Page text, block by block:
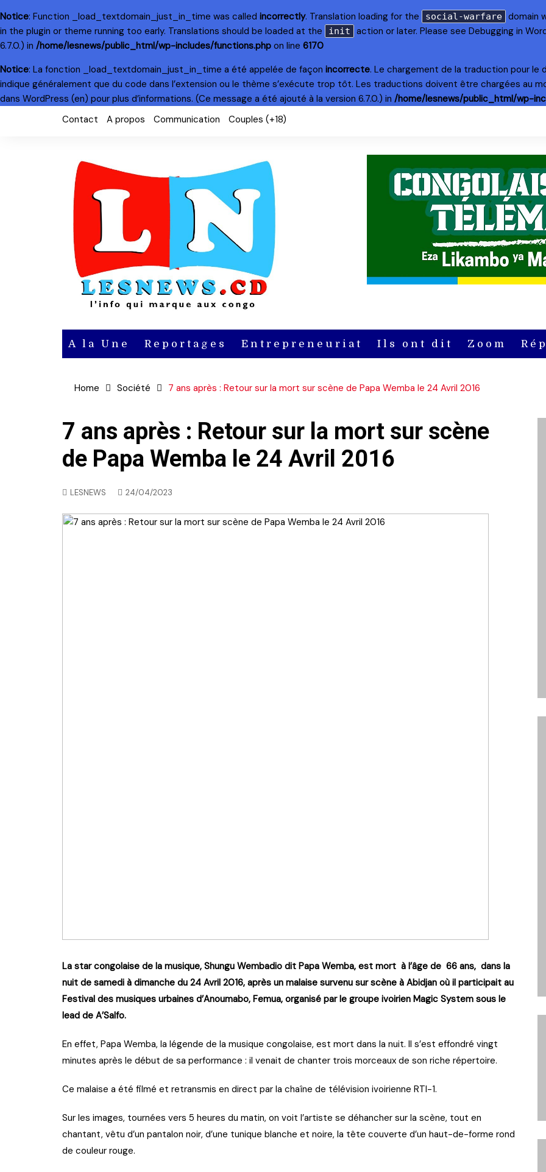
Notice: Function _load_textdomain_just_in_time was called incorrectly. Translation loading for the social-warfare domain
in the plugin or theme running too early. Translations should be loaded at the
init action or later. Please see Debugging in
6.7.0.) in /home/lesnews/public_html/wp-includes/functions.php on line 6170
Notice: La fonction _load_textdomain_just_in_time a été appelée de façon incorrecte. Le chargement de la traduction pour le
indique généralement que du code dans l’extension ou le thème s’exécute trop tôt. Les traductions doivent être chargées au
dans WordPress (en) pour plus d’informations. (Ce message a été ajouté à la version 6.7.0.) in /home/lesnews/public_html/wp-
Contact A propos Communication Couples (+18)
A la Une
vidéo
Actu en
Reportages Entrepreneuriat Ils ont dit Zoom
Home Société 7 ans après : Retour sur la mort sur scène de Papa Wemba le 24 Avril 2016
7 ans après : Retour sur la mort sur scène
de Papa Wemba le 24 Avril 2016
LESNEWS 24/04/2023
La star congolaise de la musique, Shungu Wembadio dit Papa Wemba, est mort à l’âge de 66 ans, dans la
nuit de samedi à dimanche du 24 Avril 2016, après un malaise survenu sur scène à Abidjan où il participait au
Festival des musiques urbaines d’Anoumabo, Femua, organisé par le groupe ivoirien Magic System sous le
lead de A’Salfo.
En effet, Papa Wemba, la légende de la musique congolaise, est mort dans la nuit. Il s’est effondré vingt
minutes après le début de sa performance : il venait de chanter trois morceaux de son riche répertoire.
Ce malaise a été filmé et retransmis en direct par la chaîne de télévision ivoirienne RTI-1.
Sur les images, tournées vers 5 heures du matin, on voit l’artiste se déhancher sur la scène, tout en
chantant, vêtu d’un pantalon noir, d’une tunique blanche et noire, la tête couverte d’un haut-de-forme rond
de couleur rouge.